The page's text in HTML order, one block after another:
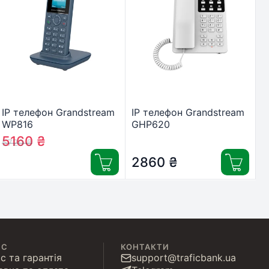
IP телефон Grandstream
WP816
5720₴
5160 ₴
IP телефон Grandstream
GHP620
2860 ₴
та гарантія
КОНТАКТИ
support@traficbank.ua